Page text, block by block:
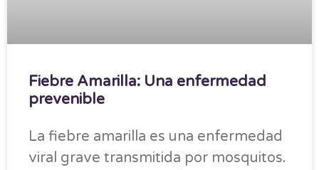
Fiebre Amarilla: Una enfermedad
prevenible
La fiebre amarilla es una enfermedad
viral grave transmitida por mosquitos.